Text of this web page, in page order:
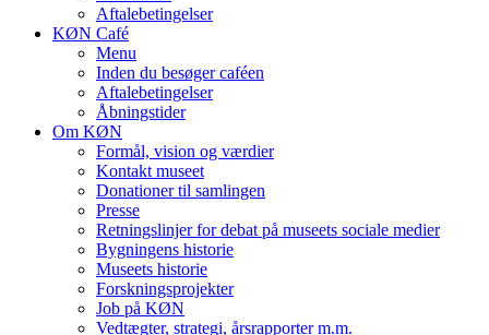
Aftalebetingelser
KØN Café
Menu
Inden du besøger caféen
Aftalebetingelser
Åbningstider
Om KØN
Formål, vision og værdier
Kontakt museet
Donationer til samlingen
Presse
Retningslinjer for debat på museets sociale medier
Bygningens historie
Museets historie
Forskningsprojekter
Job på KØN
Vedtægter, strategi, årsrapporter m.m.